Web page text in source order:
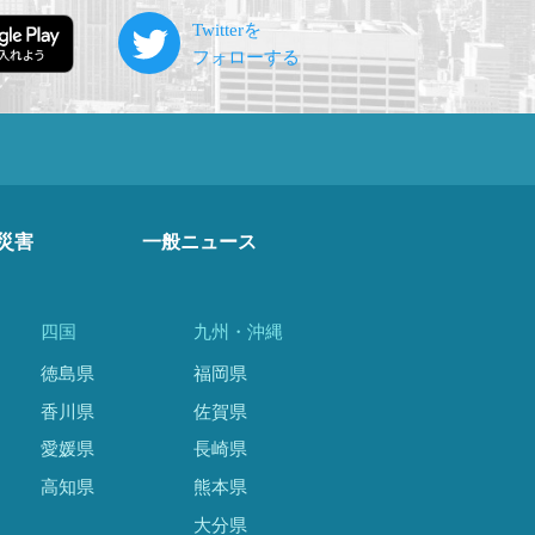
害 一般ニュース
四国
徳島県
香川県
愛媛県
高知県
九州・沖縄
福岡県
佐賀県
長崎県
熊本県
大分県